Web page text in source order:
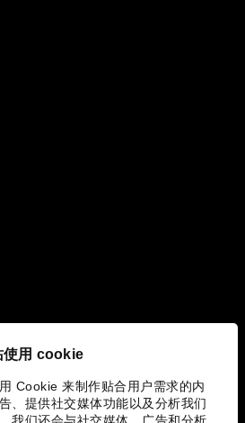
使用 cookie
Cookie 来制作贴合用户需求的内
、提供社交媒体功能以及分析我们